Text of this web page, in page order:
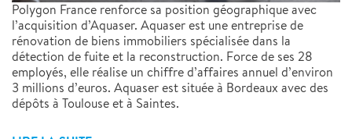
Polygon France renforce sa position géographique avec
l’acquisition d’Aquaser. Aquaser est une entreprise de
rénovation de biens immobiliers spécialisée dans la
détection de fuite et la reconstruction. Force de ses 28
employés, elle réalise un chiffre d’affaires annuel d’environ
3 millions d’euros. Aquaser est située à Bordeaux avec des
dépôts à Toulouse et à Saintes.